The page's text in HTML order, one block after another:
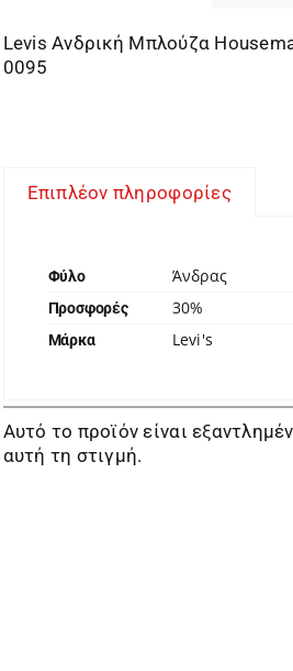
Levis Ανδρική Μπλούζα
0095
Επιπλέον πληροφορίες
Φύλο Άνδρας
Προσφορές 30%
Μάρκα Levi's
Αυτό το προϊόν είναι
αυτή τη στιγμή.